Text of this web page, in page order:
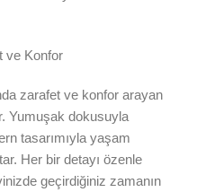
ve Konfor
zarafet ve konfor arayan
Yumuşak dokusuyla
tasarımıyla yaşam
Her bir detayı özenle
geçirdiğiniz zamanın